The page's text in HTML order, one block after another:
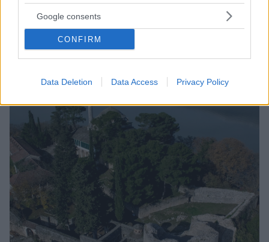
Google consents
CONFIRM
Data Deletion Data Access Privacy Policy
Το σχέδιο του Υπουργείου Πολιτισμού για την ανάδειξη
του Κάστρου Ιωαννίνων
Θα δημιουργηθεί ένας ενιαίος πολιτιστικός -
αρχαιολογικός χώρος